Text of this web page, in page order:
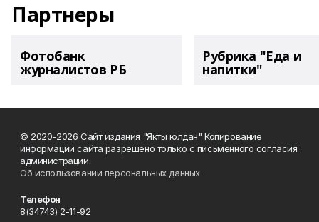
Партнеры
Фотобанк
журналистов РБ
Рубрика "Еда и
напитки"
© 2020-2026 Сайт издания "Якты юлдан" Копирование
информации сайта разрешено только с письменного согласия
администрации.
Об использовании персональных данных
Телефон
8(34743) 2-11-92